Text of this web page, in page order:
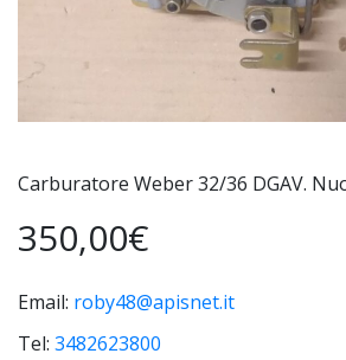
Carburatore Weber 32/36 DGAV.
350,00€
Email: roby48@apisnet.it
Tel: 3482623800